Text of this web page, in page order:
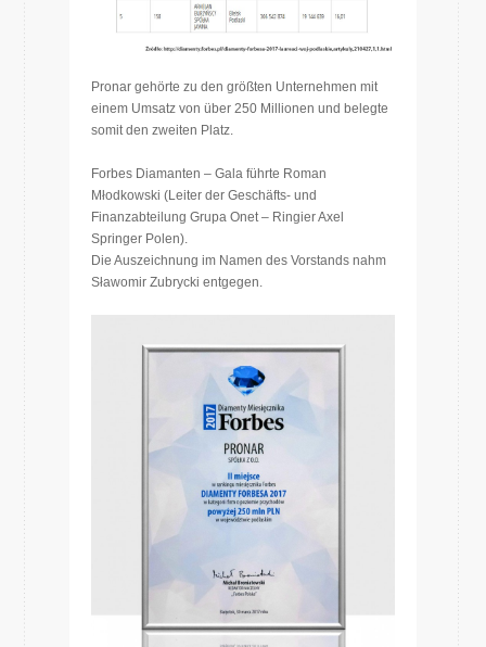
Pronar gehörte zu den größten Unternehmen mit
einem Umsatz von über 250 Millionen und belegte
somit den zweiten Platz.
Forbes Diamanten – Gala führte Roman
Młodkowski (Leiter der Geschäfts- und
Finanzabteilung Grupa Onet – Ringier Axel
Springer Polen).
Die Auszeichnung im Namen des Vorstands nahm
Sławomir Zubrycki entgegen.